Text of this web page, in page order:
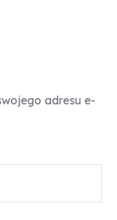
adresu e-